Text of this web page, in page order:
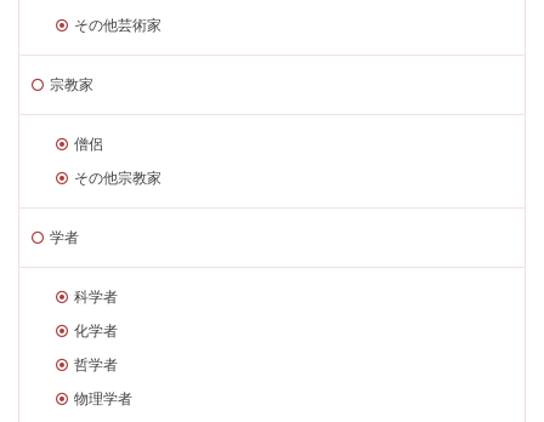
その他芸術家
宗教家
僧侶
その他宗教家
学者
科学者
化学者
哲学者
物理学者